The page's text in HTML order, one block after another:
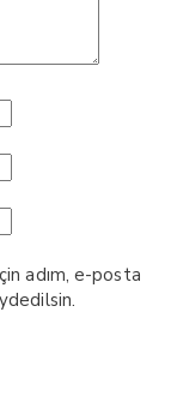
adım, e-posta